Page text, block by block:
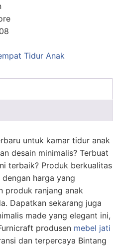
Tidur Anak
untuk kamar tidur anak
desain minimalis? Terbuat
terbaik? Produk berkualitas
harga yang
produk ranjang anak
Dapatkan sekarang juga
made yang elegant ini,
produsen mebel jati
dan terpercaya Bintang